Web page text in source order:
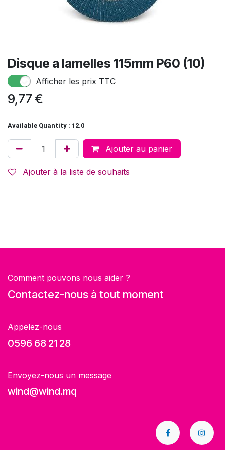
Disque a lamelles 115mm P60 (10)
Afficher les prix TTC
9,77 €
Available Quantity : 12.0
Ajouter au panier
Ajouter à la liste de souhaits
Comment pouvons nous aider ?
Contactez-nous à tout moment
Appelez-nous
0596 68 21 28
Envoyez-nous un message
wind@wind.mq